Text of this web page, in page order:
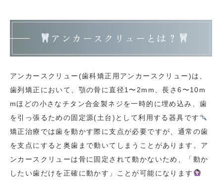
アンカースクリューとは？
アンカースクリュー(歯科矯正用アンカースクリュー)は、
歯列矯正において、顎の骨に直径1〜2mm、長さ6〜10m
mほどの小さなチタン合金製ネジを一時的に埋め込み、歯
を引っ張るための固定源(土台)として利用する器具です
矯正治療では歯を動かす際に支点が必要ですが、通常の歯
を支点にすると奥歯まで動いてしまうことがあります。ア
ンカースクリューは骨に固定されて動かないため、「動か
したい歯だけを正確に動かす」ことが可能になります